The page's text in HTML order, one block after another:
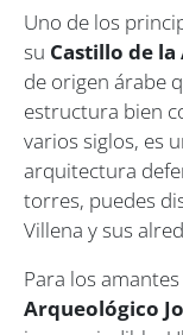
Uno de los
su Castillo de la
de origen árabe
estructura bien
varios siglos, es
arquitectura
torres, puedes
Villena y sus
Para los
Arqueológico